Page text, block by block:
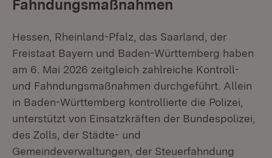
Fahndungsmaßnahmen
Hessen, Rheinland-Pfalz, das Saarland, der
Freistaat Bayern und Baden-Württemberg haben
am 6. Mai 2026 zeitgleich zahlreiche Kontroll-
und Fahndungsmaßnahmen durchgeführt. Allein
in Baden-Württemberg kontrollierte die Polizei,
unterstützt von Einsatzkräften der Bundespolizei,
des Zolls, der Städte- und
Gemeindeverwaltungen, der Steuerfahndung